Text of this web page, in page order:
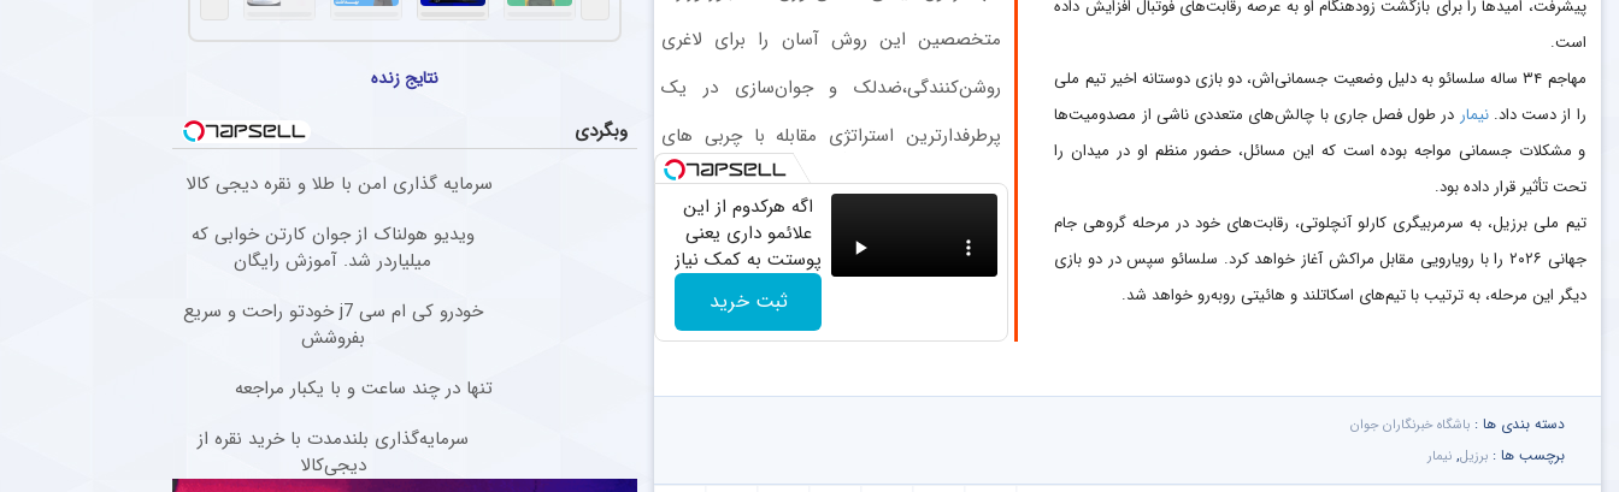
متخصصین این روش آسان را برای لاغری
روشن‌کنندگی،ضد‌لک و جوان‌سازی در یک
پرطرفدارترین استراتژی مقابله با چربی های
بدن با این نوشیدنی گیاهی
اگه هرکدوم از این
علائمو داری یعنی
پوستت به کمک نیاز
ثبت خرید
پیشرفت، امید‌ها را برای بازگشت زودهنگام او به عرصه رقابت‌های فوتبال افزایش داده
است.
مهاجم ۳۴ ساله سلسائو به دلیل وضعیت جسمانی‌اش، دو بازی دوستانه اخیر تیم ملی
را از دست داد.نیمار در طول فصل جاری با چالش‌های متعددی ناشی از مصدومیت‌ها
و مشکلات جسمانی مواجه بوده است که این مسائل، حضور منظم او در میدان را
تحت تأثیر قرار داده بود.
تیم ملی برزیل، به سرمربیگری کارلو آنچلوتی، رقابت‌های خود در مرحله گروهی جام
جهانی ۲۰۲۶ را با رویارویی مقابل مراکش آغاز خواهد کرد. سلسائو سپس در دو بازی
دیگر این مرحله، به ترتیب با تیم‌های اسکاتلند و هائیتی رو‌به‌رو خواهد شد.
دسته بندی ها : باشگاه خبرنگاران جوان
برچسب ها : برزیل, نیمار
دنیل گرا با وجود خروج از برنامه‌های فنی پرسپولیس، حاضر به فسخ قرارداد نیست. مدیران باشگاه در
استقلال به دنبال تمدید با ستاره پیشین رئال مادرید
گلر فصل گذشته استقلال در آستانه بازگشت قرار دارد.
استارت یک پرسپولیسی در صنعت نفت آبادان + عکس
نگرانی بزرگ پیشکسوت استقلال در آستانه آغاز لیگ برتر + جزئیات
علیرضا اکبرپور پیشکسوت استقلال گفت : نمی‌دانم چه سرنوشتی در انتظار استقلال است، اما بدون شک
نتایج زنده
وبگردی
سرمایه گذاری امن با طلا و نقره دیجی کالا
ویدیو هولناک از جوان کارتن خوابی که
میلیاردر شد. آموزش رایگان
خودرو کی ام سی j7 خودتو راحت و سریع
بفروشش
تنها در چند ساعت و با یکبار مراجعه
سرمایه‌گذاری بلندمدت با خرید نقره از
دیجی‌کالا